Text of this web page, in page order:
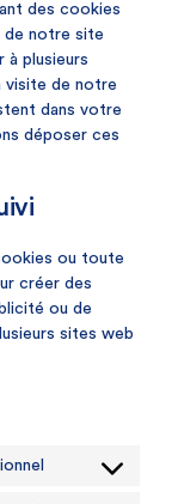
des cookies
de notre site
à plusieurs
visite de notre
dans votre
déposer ces
ou toute
créer des
ou de
sites web